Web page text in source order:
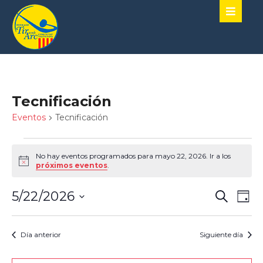
Tecnificación
Eventos Tecnificación
Aviso
No hay eventos programados para mayo 22, 2026. Ir a los
próximos eventos.
de
Buscar
de
Día
5/22/2026
FECHA.
Día anterior Siguiente día